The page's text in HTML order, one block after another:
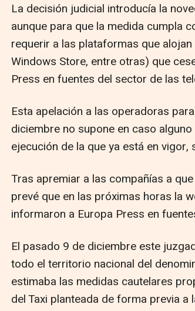
La decisión judicial introducía la
aunque para que la medida cumpla
requerir a las plataformas que
Windows Store, entre otras) que
Press en fuentes del sector de las
Esta apelación a las operadoras
diciembre no supone en caso
ejecución de la que ya está en
Tras apremiar a las compañías a
prevé que en las próximas horas la
informaron a Europa Press en
El pasado 9 de diciembre este
todo el territorio nacional del
estimaba las medidas cautelares
del Taxi planteada de forma previa